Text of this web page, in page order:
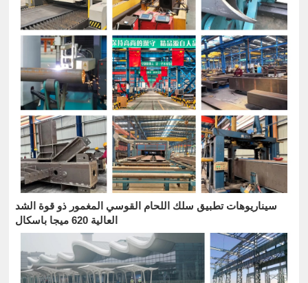
سيناريوهات تطبيق سلك اللحام القوسي المغمور ذو قوة الشد
العالية 620 ميجا باسكال